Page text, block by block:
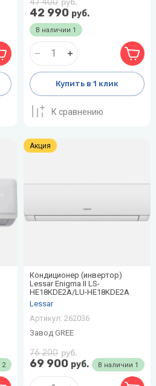
В наличии 1
47 400 руб.
42 990 руб.
Купить в 1 клик
К сравнению
2
Акция
Кондиционер (инвертор)
Lessar Enigma II LS-
HE18KDE2A/LU-HE18KDE2A
Lessar
Артикул: 262036
Завод GREE
В наличии 1
76 200 руб.
69 900 руб.